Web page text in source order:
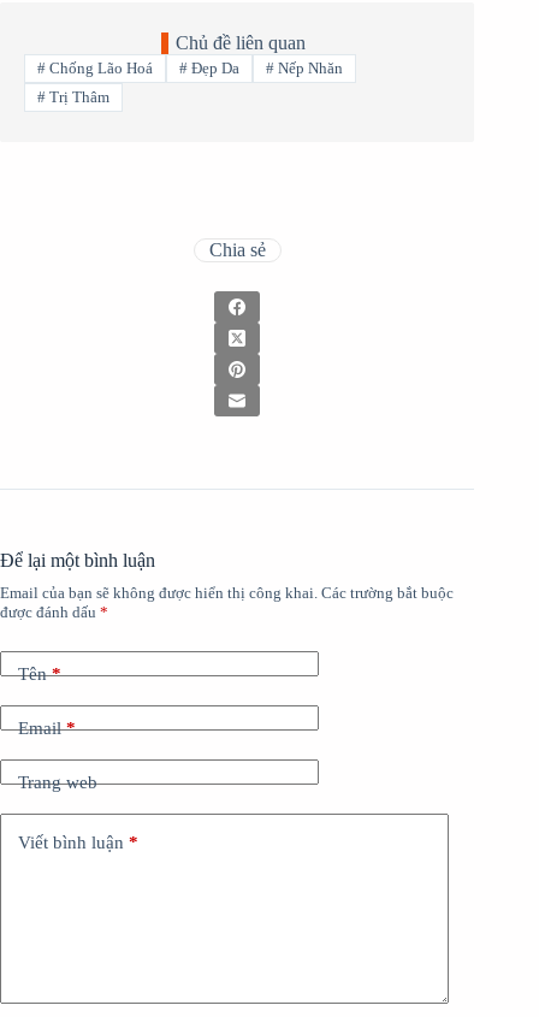
Chủ đề liên quan
# Chống Lão Hoá # Đẹp Da # Nếp Nhăn
# Trị Thâm
Chia sẻ
Để lại một bình luận
Email của bạn sẽ không được hiển thị công khai. Các trường bắt buộc
được đánh dấu *
Tên*
Email*
Trang web
Viết bình luận *